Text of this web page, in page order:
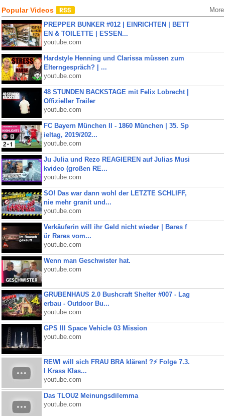
Popular Videos More
PREPPER BUNKER #012 | EINRICHTEN | BETT
EN & TOILETTE | ESSEN...
youtube.com
Hardstyle Henning und Clarissa müssen zum
Elterngespräch? | ...
youtube.com
48 STUNDEN BACKSTAGE mit Felix Lobrecht |
Offizieller Trailer
youtube.com
FC Bayern München II - 1860 München | 35. Sp
ieltag, 2019/202...
youtube.com
Ju Julia und Rezo REAGIEREN auf Julias Musi
kvideo (großen RE...
youtube.com
SO! Das war dann wohl der LETZTE SCHLIFF,
nie mehr granit und...
youtube.com
Verkäuferin will ihr Geld nicht wieder | Bares f
ür Rares vom...
youtube.com
Wenn man Geschwister hat.
youtube.com
GRUBENHAUS 2.0 Bushcraft Shelter #007 - Lag
erbau - Outdoor Bu...
youtube.com
GPS III Space Vehicle 03 Mission
youtube.com
REWI will sich FRAU BRA klären! ?⚡️ Folge 7.3.
I Krass Klas...
youtube.com
Das TLOU2 Meinungsdilemma
youtube.com